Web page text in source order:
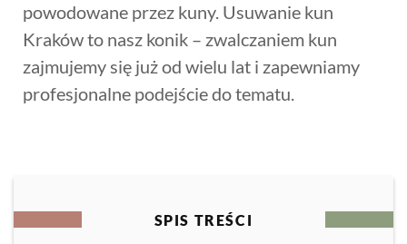
powodowane przez kuny. Usuwanie kun
Kraków to nasz konik – zwalczaniem kun
zajmujemy się już od wielu lat i zapewniamy
profesjonalne podejście do tematu.
SPIS TREŚCI